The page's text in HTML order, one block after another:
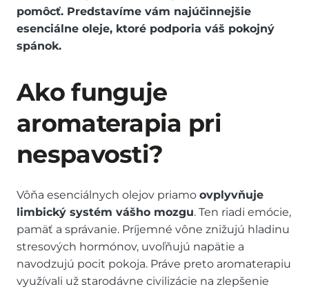
pomôcť. Predstavíme vám najúčinnejšie
esenciálne oleje, ktoré podporia váš pokojný
spánok.
Ako funguje
aromaterapia pri
nespavosti?
Vôňa esenciálnych olejov priamo ovplyvňuje
limbický systém vášho mozgu. Ten riadi emócie,
pamäť a správanie. Príjemné vône znižujú hladinu
stresových hormónov, uvoľňujú napätie a
navodzujú pocit pokoja. Práve preto aromaterapiu
využívali už starodávne civilizácie na zlepšenie